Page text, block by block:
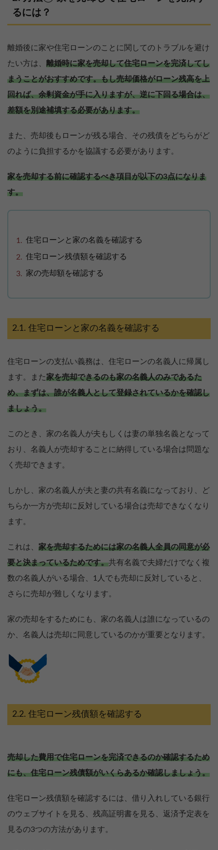
るには？
離婚後に家や住宅ローンのことに関してのトラブルを避け
たい方は、 離婚時に家を売却して住宅ローンを完済してし
まうことがおすすめです。もし売却価格がローン残高を上
回れば、余剰資金が手に入りますが、逆に下回る場合は、
差額を別途補填する必要があります。
また、売却後もローンが残る場合、その残債をどちらがど
のように負担するかを協議する必要があります。
家を売却する前に確認するべき項目が以下の3点になりま
す。
住宅ローンと家の名義を確認する
住宅ローン残債額を確認する
家の売却額を確認する
住宅ローンと家の名義を確認する
住宅ローンの支払い義務は、住宅ローンの名義人に帰属し
ます。また家を売却できるのも家の名義人のみであるた
め、まずは、誰が名義人として登録されているかを確認し
ましょう。
このとき、家の名義人が夫もしくは妻の単独名義となって
おり、名義人が売却することに納得している場合は問題な
く売却できます。
しかし、家の名義人が夫と妻の共有名義になっており、ど
ちらか一方が売却に反対している場合は売却できなくなり
ます。
これは、 家を売却するためには家の名義人全員の同意が必
要と決まっているためです。共有名義で夫婦だけでなく複
数の名義人がいる場合、1人でも売却に反対していると、
さらに売却が難しくなります。
家の売却をするためにも、家の名義人は誰になっているの
か、名義人は売却に同意しているのかが重要となります。
住宅ローン残債額を確認する
売却した費用で住宅ローンを完済できるのか確認するため
にも、住宅ローン残債額がいくらあるか確認しましょう。
住宅ローン残債額を確認するには、借り入れしている銀行
のウェブサイトを見る、残高証明書を見る、返済予定表を
見るの3つの方法があります。